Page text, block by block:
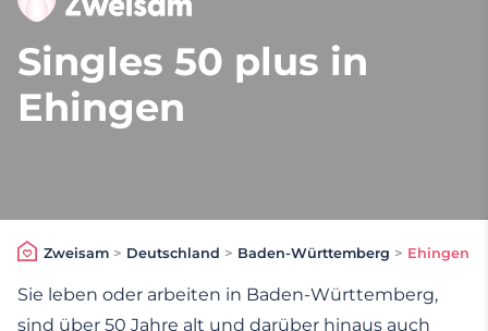
Singles 50 plus in
Ehingen
Zweisam> Deutschland > Baden-Württemberg > Ehingen
Sie leben oder arbeiten in Baden-Württemberg,
sind über 50 Jahre alt und darüber hinaus auch